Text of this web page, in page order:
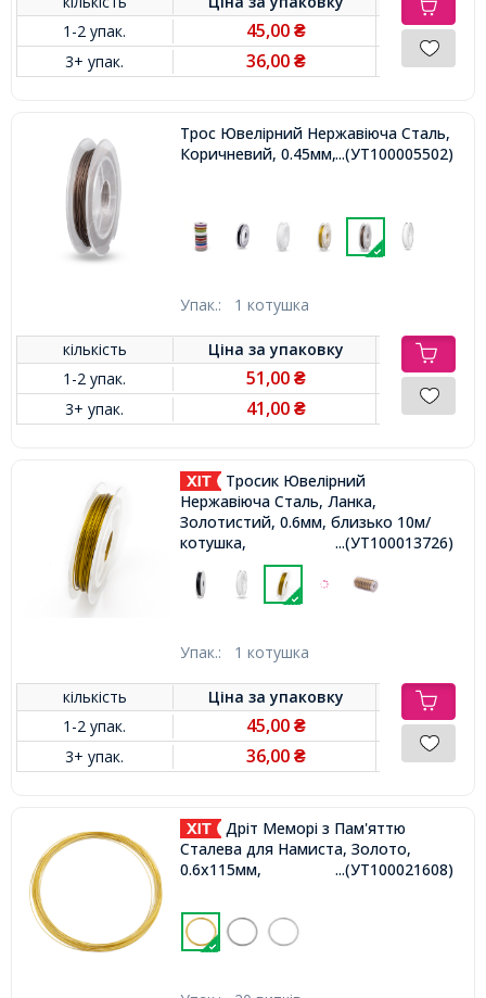
1-2 упак.
45,00₴
3+ упак. 36,00₴
Трос Ювелірний Нержавіюча Сталь,
Коричневий, 0.45мм, 10м / котушка,
...(УТ100005502)
Упак.: 1 котушка
кількість Ціна заупаковку
1-2 упак.
51,00₴
3+ упак. 41,00₴
Тросик Ювелірний
Нержавіюча Сталь, Ланка,
Золотистий, 0.6мм, близько 10м/
котушка,
...(УТ100013726)
Упак.: 1 котушка
кількість Ціна заупаковку
1-2 упак.
45,00₴
3+ упак. 36,00₴
Дріт Меморі з Пам'яттю
Сталева для Намиста, Золото,
0.6х115мм,
...(УТ100021608)